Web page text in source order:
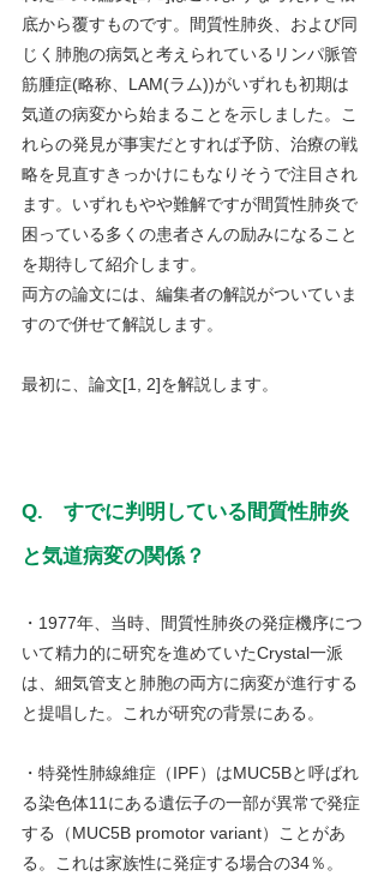
底から覆すものです。間質性肺炎、および同
じく肺胞の病気と考えられているリンパ脈管
筋腫症(略称、LAM(ラム))がいずれも初期は
気道の病変から始まることを示しました。こ
れらの発見が事実だとすれば予防、治療の戦
略を見直すきっかけにもなりそうで注目され
ます。いずれもやや難解ですが間質性肺炎で
困っている多くの患者さんの励みになること
を期待して紹介します。
両方の論文には、編集者の解説がついていま
すので併せて解説します。
最初に、論文[1, 2]を解説します。
Q.　すでに判明している間質性肺炎
と気道病変の関係？
・1977年、当時、間質性肺炎の発症機序につ
いて精力的に研究を進めていたCrystal一派
は、細気管支と肺胞の両方に病変が進行する
と提唱した。これが研究の背景にある。
・特発性肺線維症（IPF）はMUC5Bと呼ばれ
る染色体11にある遺伝子の一部が異常で発症
する（MUC5B promotor variant）ことがあ
る。これは家族性に発症する場合の34％。